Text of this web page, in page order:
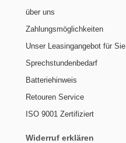
über uns
Zahlungsmöglichkeiten
Unser Leasingangebot für Sie
Sprechstundenbedarf
Batteriehinweis
Retouren Service
ISO 9001 Zertifiziert
Widerruf erklären